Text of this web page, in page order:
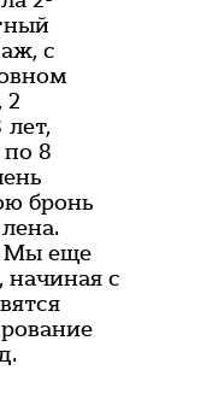
с
2
8
бронь
Мы еще
начиная с